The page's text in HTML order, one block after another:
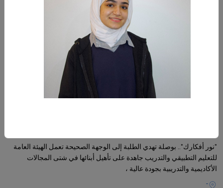
"نور أفكارك".. بوصلة تهدي الطلبة إلى الوجهة الصحيحة تعمل الهيئة العامة
للتعليم التطبيقي والتدريب جاهدة على تأهيل أبنائها في شتى المجالات
الأكاديمية والتدريبية بجودة عالية ،
-